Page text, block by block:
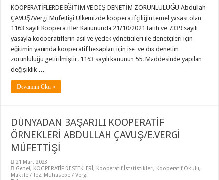
KOOPERATİFLERDE EĞİTİM VE DIŞ DENETİM ZORUNLULUĞU Abdullah
ÇAVUŞ/Vergi Müfettişi Ülkemizde kooperatifçiliğin temel yasası olan
1163 sayılı Kooperatifler Kanununda 21/10/2021 tarih ve 7339 sayılı
yasayla kooperatiflerin asil ve yedek yöneticileri ile denetçileri için
eğitimin yanında kooperatif hesapları için ise ve dış denetim
zorunluluğu getirilmiştir. 1163 sayılı kanunun 55. Maddesinde yapılan
değişiklik …
Devamını Oku »
DÜNYADAN BAŞARILI KOOPERATİF
ÖRNEKLERİ ABDULLAH ÇAVUŞ/E.VERGİ
MÜFETTİŞİ
21 Mart 2023
Genel, KOOPERATİF DESTEKLERİ, Kooperatif İstatistikleri, Kooperatif Okulu,
Makale / Tez, Muhasebe / Vergi